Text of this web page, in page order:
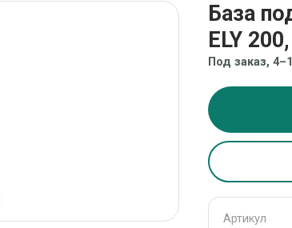
База
ELY
Под заказ,
Артикул